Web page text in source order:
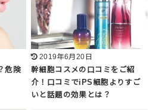
危険
2019年6月20日
幹細胞コスメの口コミをご紹
介！口コミでiPS細胞よりすご
いと話題の効果とは？